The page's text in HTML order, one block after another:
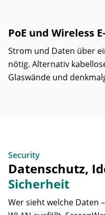
PoE und Wireless
Strom und Daten über
nötig. Alternativ
Glaswände und
Security
Datenschutz,
Sicherheit
Wer sieht welche Daten